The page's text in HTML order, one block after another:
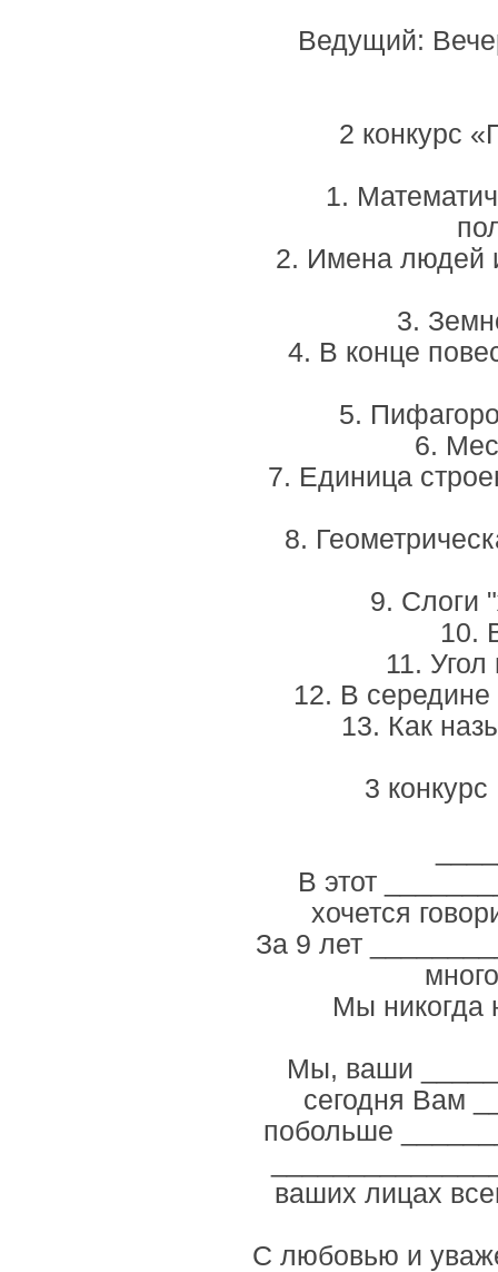
Ведущий:
2 конкурс
1.
2. Имена людей
3.
4. В конце
5.
6.
7. Единица
8.
9. Слоги
10.
11.
12. В середине
13. Как
3
В этот
хочется
За 9 лет
Мы никогда
Мы, ваши
сегодня Вам
побольше
ваших лицах
С любовью и